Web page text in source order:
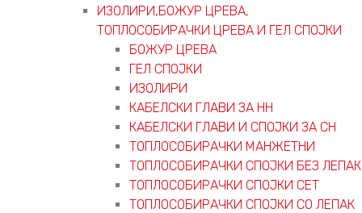
ИЗОЛИРИ,БОЖУР ЦРЕВА,
ТОПЛОСОБИРАЧКИ ЦРЕВА И ГЕЛ СПОЈКИ
БОЖУР ЦРЕВА
ГЕЛ СПОЈКИ
ИЗОЛИРИ
КАБЕЛСКИ ГЛАВИ ЗА НН
КАБЕЛСКИ ГЛАВИ И СПОЈКИ ЗА СН
ТОПЛОСОБИРАЧКИ МАНЖЕТНИ
ТОПЛОСОБИРАЧКИ СПОЈКИ БЕЗ ЛЕПАК
ТОПЛОСОБИРАЧКИ СПОЈКИ СЕТ
ТОПЛОСОБИРАЧКИ СПОЈКИ СО ЛЕПАК